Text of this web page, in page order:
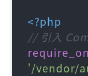
<?php
// 引入
'/vendor/